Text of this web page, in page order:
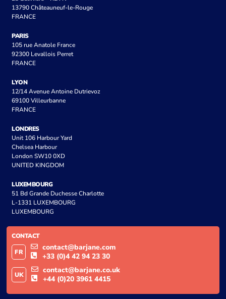
13790 Châteauneuf-le-Rouge
FRANCE
PARIS
105 rue Anatole France
92300 Levallois Perret
FRANCE
LYON
12/14 Avenue Antoine Dutrievoz
69100 Villeurbanne
FRANCE
LONDRES
Unit 106 Harbour Yard
Chelsea Harbour
London SW10 0XD
UNITED KINGDOM
LUXEMBOURG
51 Bd Grande Duchesse Charlotte
L-1331 LUXEMBOURG
LUXEMBOURG
CONTACT
FR
contact@barjane.com
+33 (0)4 42 94 23 30
UK
contact@barjane.co.uk
+44 (0)20 3961 4415